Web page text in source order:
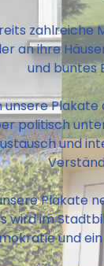
zahlreiche
an ihre
und buntes
politisch
und
Plakate
wird im
und